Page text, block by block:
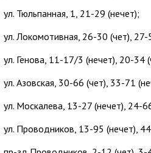
ул. Тюльпанная, 1, 21-29 (нечет);
ул. Локомотивная, 26-30 (чет), 27-
ул. Генова, 11-17/3 (нечет), 20-34
ул. Азовская, 30-66 (чет), 33-71
ул. Москалева, 13-27 (нечет), 24-
ул. Проводников, 13-95 (нечет),